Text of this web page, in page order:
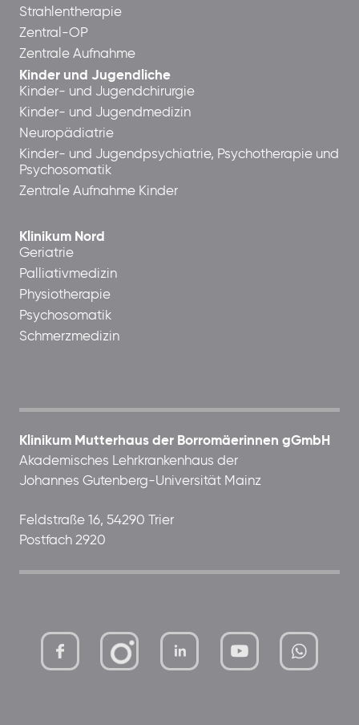
Strahlentherapie
Zentral-OP
Zentrale Aufnahme
Kinder und Jugendliche
Kinder- und Jugendchirurgie
Kinder- und Jugendmedizin
Neuropädiatrie
Kinder- und Jugendpsychiatrie, Psychotherapie und
Psychosomatik
Zentrale Aufnahme Kinder
Klinikum Nord
Geriatrie
Palliativmedizin
Physiotherapie
Psychosomatik
Schmerzmedizin
Klinikum Mutterhaus der Borromäerinnen gGmbH
Akademisches Lehrkrankenhaus der
Johannes Gutenberg-Universität Mainz
Feldstraße 16, 54290 Trier
Postfach 2920
mutterhaus-xMBTtqOwC1KKBww